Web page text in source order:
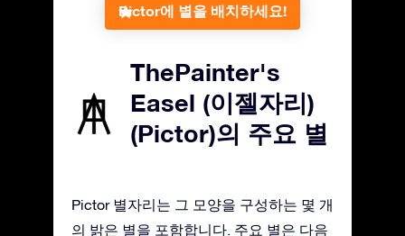
Pictor에 별을 배치하세요!
ThePainter's
Easel (이젤자리)
(Pictor)의 주요 별
Pictor 별자리는 그 모양을 구성하는 몇 개
의 밝은 별을 포함합니다. 주요 별은 다음